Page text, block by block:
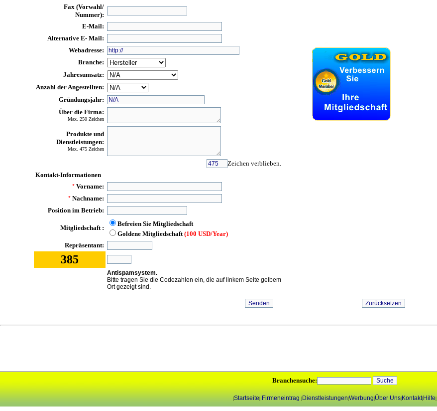
Fax (Vorwahl/
Nummer):
E-Mail:
Alternative E- Mail:
Webadresse:
Branche:
Jahresumsatz:
Anzahl der Angestellten:
Gründungsjahr:
Über die Firma:
Max. 250 Zeichen
Produkte und
Dienstleistungen:
Max. 475 Zeichen
Zeichen verblieben.
Kontakt-Informationen
* Vorname:
* Nachname:
Position im Betrieb:
Mitgliedschaft :
Befreien Sie Mitgliedschaft
Goldene Mitgliedschaft(100 USD/Year)
Repräsentant:
385
Antispamsystem.
Bitte tragen Sie die Codezahlen ein, die auf linkem Seite gelbem
Ort gezeigt sind.
Branchensuche:
|Startseite| Firmeneintrag |Dienstleistungen|Werbung|Über Uns|Kontakt|Hilfe|